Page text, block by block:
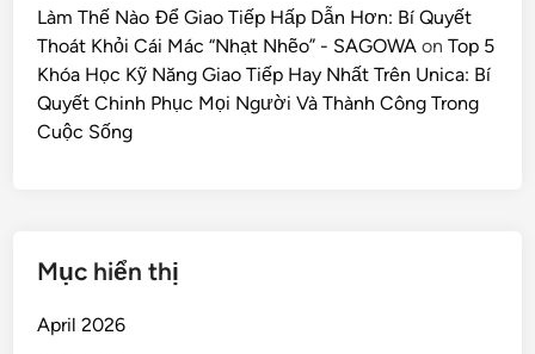
Làm Thế Nào Để Giao Tiếp Hấp Dẫn Hơn: Bí Quyết
Thoát Khỏi Cái Mác “Nhạt Nhẽo” - SAGOWA onTop 5
Khóa Học Kỹ Năng Giao Tiếp Hay Nhất Trên Unica: Bí
Quyết Chinh Phục Mọi Người Và Thành Công Trong
Cuộc Sống
Mục hiển thị
April 2026